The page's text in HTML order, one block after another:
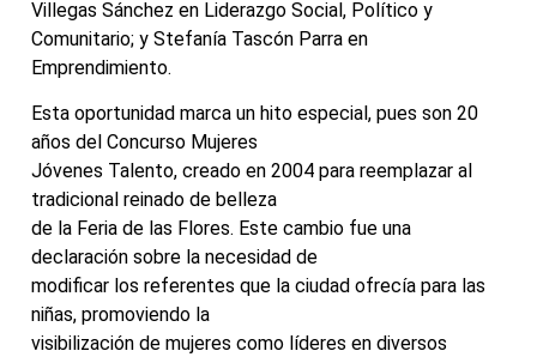
Villegas Sánchez en Liderazgo Social, Político y
Comunitario; y Stefanía Tascón Parra en
Emprendimiento.
Esta oportunidad marca un hito especial, pues son 20
años del Concurso Mujeres
Jóvenes Talento, creado en 2004 para reemplazar al
tradicional reinado de belleza
de la Feria de las Flores. Este cambio fue una
declaración sobre la necesidad de
modificar los referentes que la ciudad ofrecía para las
niñas, promoviendo la
visibilización de mujeres como líderes en diversos